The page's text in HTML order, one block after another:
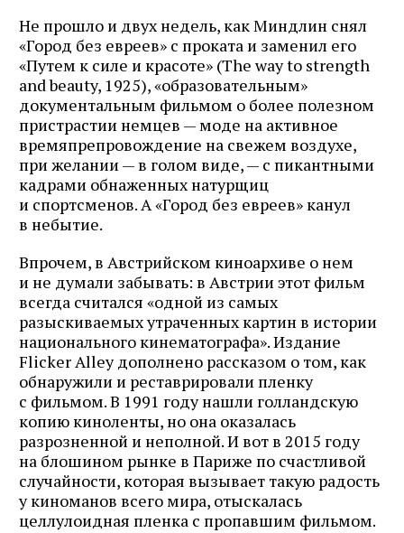
Не прошло и двух недель, как Миндлин снял
«Город без евреев» с проката и заменил его
«Путем к силе и красоте» (The way to strength
and beauty, 1925), «образовательным»
документальным фильмом о более полезном
пристрастии немцев — моде на активное
времяпрепровождение на свежем воздухе,
при желании — в голом виде, — с пикантными
кадрами обнаженных натурщиц
и спортсменов. А «Город без евреев» канул
в небытие.
Впрочем, в Австрийском киноархиве о нем
и не думали забывать: в Австрии этот фильм
всегда считался «одной из самых
разыскиваемых утраченных картин в истории
национального кинематографа». Издание
Flicker Alley дополнено рассказом о том, как
обнаружили и реставрировали пленку
с фильмом. В 1991 году нашли голландскую
копию киноленты, но она оказалась
разрозненной и неполной. И вот в 2015 году
на блошином рынке в Париже по счастливой
случайности, которая вызывает такую радость
у киноманов всего мира, отыскалась
целлулоидная пленка с пропавшим фильмом.